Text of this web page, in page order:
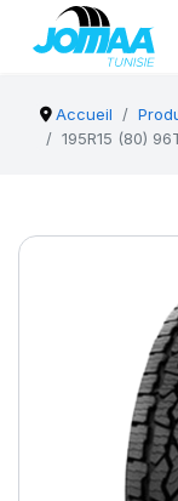
Accueil
195R15 (80)